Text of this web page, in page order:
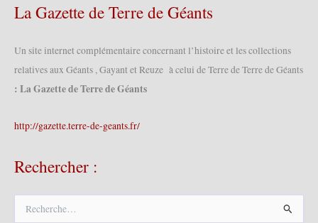
La Gazette de Terre de Géants
Un site internet complémentaire concernant l’histoire et les collections
relatives aux Géants , Gayant et Reuze à celui de Terre de Terre de Géants
: La Gazette de Terre de Géants
http://gazette.terre-de-geants.fr/
Rechercher :